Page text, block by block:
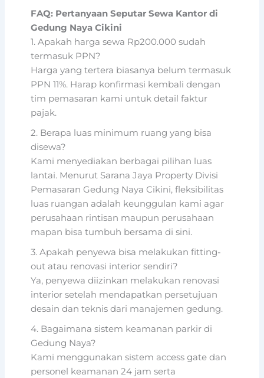
FAQ: Pertanyaan Seputar Sewa Kantor di
Gedung Naya Cikini
1. Apakah harga sewa Rp200.000 sudah
termasuk PPN?
Harga yang tertera biasanya belum termasuk
PPN 11%. Harap konfirmasi kembali dengan
tim pemasaran kami untuk detail faktur
pajak.
2. Berapa luas minimum ruang yang bisa
disewa?
Kami menyediakan berbagai pilihan luas
lantai. Menurut Sarana Jaya Property Divisi
Pemasaran Gedung Naya Cikini, fleksibilitas
luas ruangan adalah keunggulan kami agar
perusahaan rintisan maupun perusahaan
mapan bisa tumbuh bersama di sini.
3. Apakah penyewa bisa melakukan fitting-
out atau renovasi interior sendiri?
Ya, penyewa diizinkan melakukan renovasi
interior setelah mendapatkan persetujuan
desain dan teknis dari manajemen gedung.
4. Bagaimana sistem keamanan parkir di
Gedung Naya?
Kami menggunakan sistem access gate dan
personel keamanan 24 jam serta